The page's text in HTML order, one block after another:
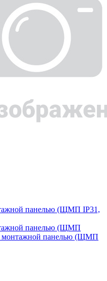
панелью (ЩМП IP31,
панелью (ЩМП
монтажной панелью (ЩМП